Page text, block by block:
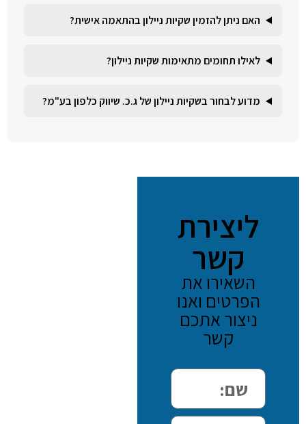
האם ניתן להזמין שקיות ניילון בהתאמה אישית?
לאילו תחומים מתאימות שקיות ניילון?
מדוע לבחור בשקיות ניילון של ג.כ. שיווק כלפון בע"מ?
ליצירת
קשר
השאירו את
הפרטים ואנו
ניצור אתכם
קשר